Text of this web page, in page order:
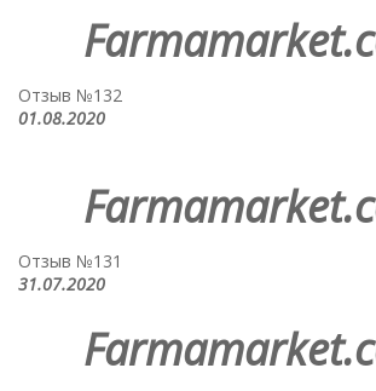
Отзыв №132
01.08.2020
Отзыв №131
31.07.2020